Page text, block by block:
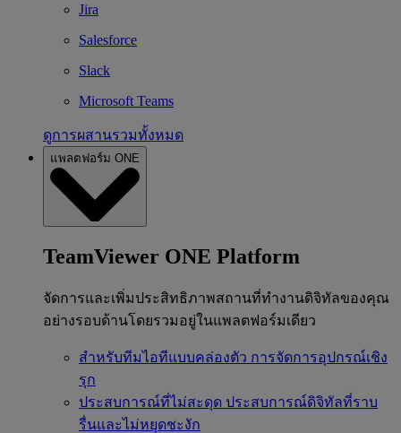
Jira
Salesforce
Slack
Microsoft Teams
ดูการผสานรวมทั้งหมด
แพลตฟอร์ม ONE
TeamViewer ONE Platform
จัดการและเพิ่มประสิทธิภาพสถานที่ทำงานดิจิทัลของคุณ
อย่างรอบด้านโดยรวมอยู่ในแพลตฟอร์มเดียว
สำหรับทีมไอทีแบบคล่องตัว การจัดการอุปกรณ์เชิง
รุก
ประสบการณ์ที่ไม่สะดุด ประสบการณ์ดิจิทัลที่ราบ
รื่นและไม่หยุดชะงัก